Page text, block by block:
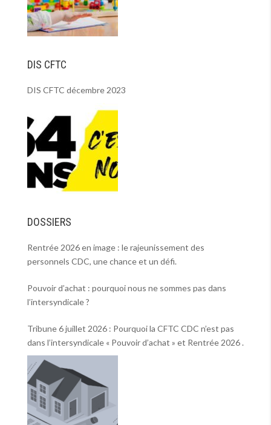
DIS CFTC
DIS CFTC décembre 2023
DOSSIERS
Rentrée 2026 en image : le rajeunissement des
personnels CDC, une chance et un défi.
Pouvoir d’achat : pourquoi nous ne sommes pas dans
l’intersyndicale ?
Tribune 6 juillet 2026 : Pourquoi la CFTC CDC n’est pas
dans l’intersyndicale « Pouvoir d’achat » et Rentrée 2026 .